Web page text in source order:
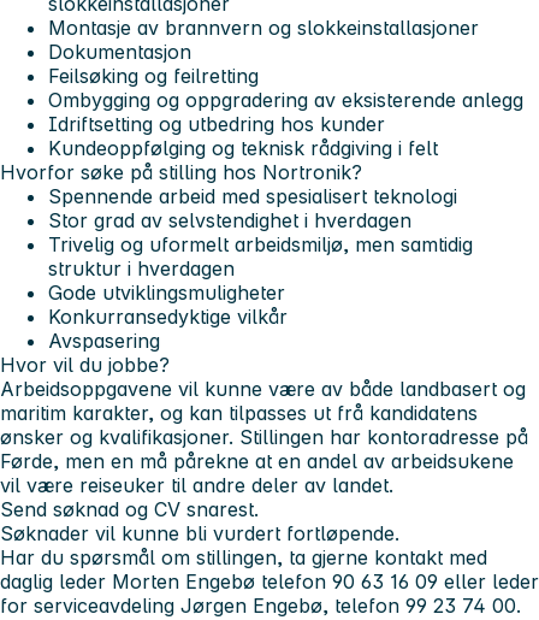
Montasje av brannvern og slokkeinstallasjoner
Dokumentasjon
Feilsøking og feilretting
Ombygging og oppgradering av eksisterende anlegg
Idriftsetting og utbedring hos kunder
Kundeoppfølging og teknisk rådgiving i felt
Hvorfor søke på stilling hos Nortronik?
Spennende arbeid med spesialisert teknologi
Stor grad av selvstendighet i hverdagen
Trivelig og uformelt arbeidsmiljø, men samtidig
struktur i hverdagen
Gode utviklingsmuligheter
Konkurransedyktige vilkår
Avspasering
Hvor vil du jobbe?
Arbeidsoppgavene vil kunne være av både landbasert og
maritim karakter, og kan tilpasses ut frå kandidatens
ønsker og kvalifikasjoner. Stillingen har kontoradresse på
Førde, men en må pårekne at en andel av arbeidsukene
vil være reiseuker til andre deler av landet.
Send søknad og CV snarest.
Søknader vil kunne bli vurdert fortløpende.
Har du spørsmål om stillingen, ta gjerne kontakt med
daglig leder Morten Engebø telefon 90 63 16 09 eller leder
for serviceavdeling Jørgen Engebø, telefon 99 23 74 00.